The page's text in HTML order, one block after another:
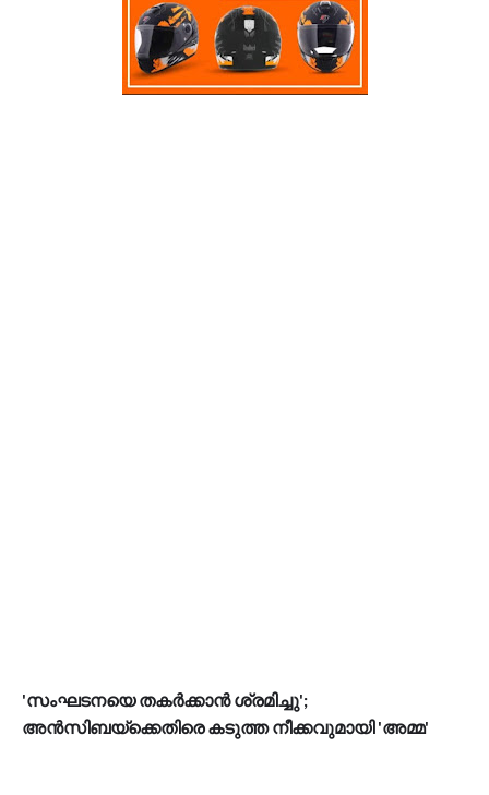
'സംഘടനയെ തകര്‍ക്കാന്‍ ശ്രമിച്ചു';
അന്‍സിബയ്ക്കെതിരെ കടുത്ത നീക്കവുമായി 'അമ്മ'